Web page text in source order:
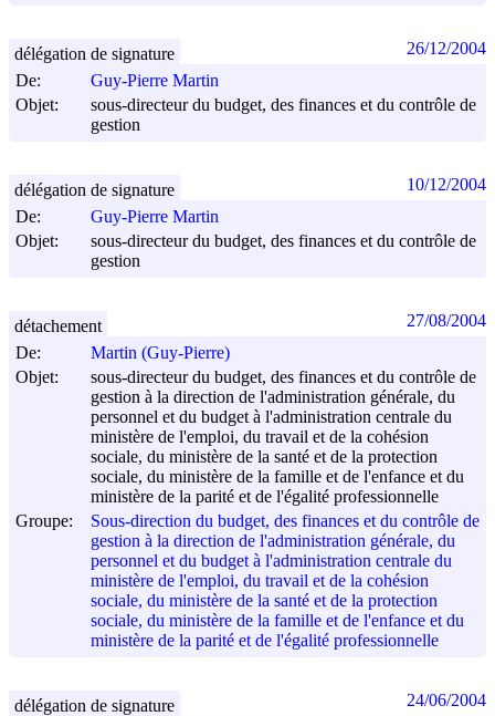
De:
Guy-Pierre Martin
Objet:
sous-directeur du budget, des finances et du contrôle de
gestion
délégation de signature 26/12/2004
De:
Guy-Pierre Martin
Objet:
sous-directeur du budget, des finances et du contrôle de
gestion
délégation de signature 10/12/2004
De:
Martin (Guy-Pierre)
Objet:
sous-directeur du budget, des finances et du contrôle de
gestion à la direction de l'administration générale, du
personnel et du budget à l'administration centrale du
ministère de l'emploi, du travail et de la cohésion
sociale, du ministère de la santé et de la protection
sociale, du ministère de la famille et de l'enfance et du
ministère de la parité et de l'égalité professionnelle
Groupe:
Sous-direction du budget, des finances et du contrôle de
gestion à la direction de l'administration générale, du
personnel et du budget à l'administration centrale du
ministère de l'emploi, du travail et de la cohésion
sociale, du ministère de la santé et de la protection
sociale, du ministère de la famille et de l'enfance et du
ministère de la parité et de l'égalité professionnelle
détachement 27/08/2004
délégation de signature 24/06/2004